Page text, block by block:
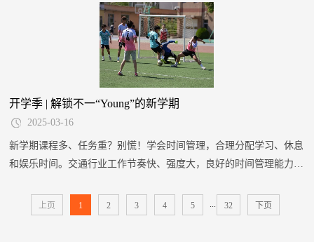
开学季 | 解锁不一“Young”的新学期
2025-03-16
新学期课程多、任务重？别慌！学会时间管理，合理分配学习、休息
和娱乐时间。交通行业工作节奏快、强度大，良好的时间管理能力是
法、待办清单等，提前适应未来职场的快节奏，让你的每一天都高效
充实。
上页 1 2 3 4 5 32 下页